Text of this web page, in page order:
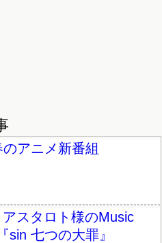
アニメ新番組
スタロト様のMusic
sin 七つの大罪』